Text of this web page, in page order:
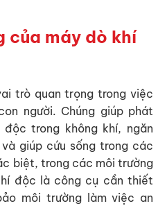
của máy dò khí
trò quan trọng trong việc
người. Chúng giúp phát
trong không khí, ngăn
giúp cứu sống trong các
biệt, trong các môi trường
độc là công cụ cần thiết
môi trường làm việc an